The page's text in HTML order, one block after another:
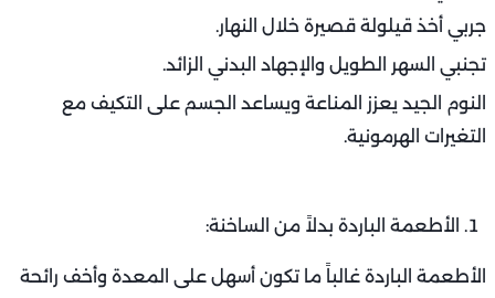
جربي أخذ قيلولة قصيرة خلال النهار.
تجنبي السهر الطويل والإجهاد البدني الزائد.
النوم الجيد يعزز المناعة ويساعد الجسم على التكيف مع
التغيرات الهرمونية.
الأطعمة الباردة بدلاً من الساخنة:
الأطعمة الباردة غالباً ما تكون أسهل على المعدة وأخف رائحة